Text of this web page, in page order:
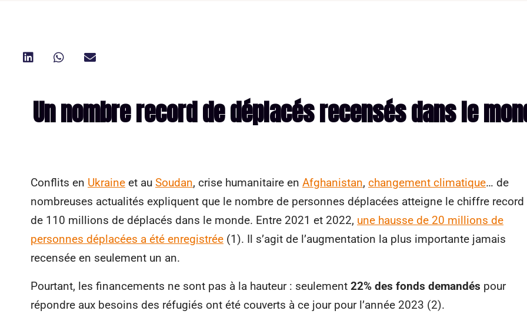
Un nombre record de déplacés recensés dans le
Conflits en Ukraine et au Soudan, crise humanitaire en Afghanistan, changement climatique… de
nombreuses actualités expliquent que le nombre de personnes déplacées atteigne le chiffre record
de 110 millions de déplacés dans le monde. Entre 2021 et 2022, une hausse de 20 millions de
personnes déplacées a été enregistrée (1). Il s’agit de l’augmentation la plus importante jamais
recensée en seulement un an.
Pourtant, les financements ne sont pas à la hauteur : seulement 22% des fonds demandés pour
répondre aux besoins des réfugiés ont été couverts à ce jour pour l’année 2023 (2).